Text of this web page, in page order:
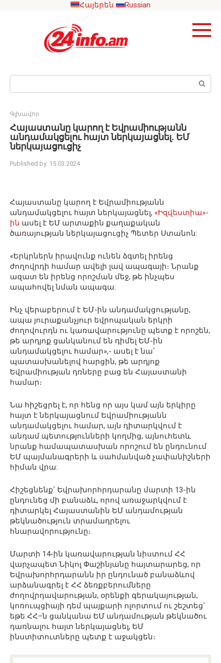
Հայերեն Russian
Search:
Գլխավոր
Հայաստանը կարող է Եվրամիությանն
անդամակցելու հայտ ներկայացնել. ԵՄ
ներկայացուցիչ
Published by: 15.03.2024
Հայաստանը կարող է Եվրամիությանն
անդամակցելու հայտ ներկայացնել, «Իզվեստիա»-
ին ասել է ԵՄ արտաքին քաղաքական
ծառայության ներկայացուցիչ Պետեր Ստանոն:
«Երկրներն իրավունք ունեն ձգտել իրենց
ժողովրդի համար ավելի լավ ապագայի։ Նրանք
ազատ են իրենց որոշման մեջ, թե ինչպես
ապահովել նման ապագա:
Ինչ վերաբերում է ԵՄ-ին անդամակցությանը,
ապա յուրաքանչյուր եվրոպական երկրի
ժողովուրդն ու կառավարությունը պետք է որոշեն,
թե արդյոք ցանկանում են դիմել ԵՄ-ին
անդամակցելու համար»,- ասել է նա՝
պատասխանելով հարցին, թե արդյոք
Եվրամիության դռները բաց են Հայաստանի
համար։
Նա հիշեցրել է, որ հենց որ այս կամ այն երկիրը
հայտ է ներկայացնում Եվրամիությանն
անդամակցելու համար, այն դիտարկվում է
անդամ պետությունների կողմից, այնուհետև
նրանք համապատասխան որոշում են ընդունում
ԵՄ պայմանագրերի և սահմանված չափանիշների
հիման վրա:
Հիշեցնենք՝ Եվրախորհրդարանը մարտի 13-ին
ընդունեց մի բանաձև, որով առաջարկվում է
դիտարկել Հայաստանին ԵՄ անդամության
թեկնածություն տրամադրելու
հնարավորությունը։
Մարտի 14-ին կառավարության նիստում ՀՀ
վարչապետ Նիկոլ Փաշինյանը հայտարարեց, որ
Եվրախորհրդարանն իր ընդունած բանաձևով
արձանագրել է ՀՀ ձեռքբերումները
ժողովրդավարության, օրենքի գերակայության,
կոռուպցիայի դեմ պայքարի ոլորտում ու շեշտեց՝
եթե ՀՀ–ն ցանկանա ԵՄ անդամության թեկնածու
դառնալու հայտ ներկայացնել, ԵՄ
ինստիտուտները պետք է աջակցեն։